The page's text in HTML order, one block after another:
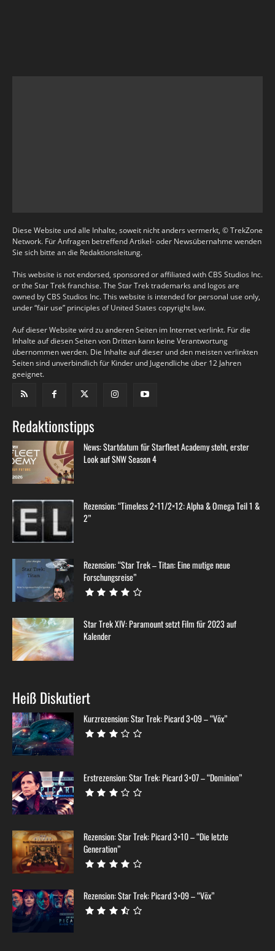
Diese Website und alle Inhalte, soweit nicht anders vermerkt, © TrekZone
Network. Für Anfragen betreffend Artikel- oder Newsübernahme wenden
Sie sich bitte an die Redaktionsleitung.
This website is not endorsed, sponsored or affiliated with CBS Studios Inc.
or the Star Trek franchise. The Star Trek trademarks and logos are
owned by CBS Studios Inc. This website is intended for personal use only,
under “fair use” principles of United States copyright law.
Auf dieser Website wird zu anderen Seiten im Internet verlinkt. Für die
Inhalte auf diesen Seiten von Dritten kann keine Verantwortung
übernommen werden. Die Inhalte auf dieser und den meisten verlinkten
Seiten sind unverbindlich für Kinder und Jugendliche über 12 Jahren
geeignet.
Redaktionstipps
News: Startdatum für Starfleet Academy steht, erster
Look auf SNW Season 4
Rezension: “Timeless 2×11/2×12: Alpha & Omega Teil 1 &
2”
Rezension: “Star Trek – Titan: Eine mutige neue
Forschungsreise”
Star Trek XIV: Paramount setzt Film für 2023 auf
Kalender
Heiß Diskutiert
Kurzrezension: Star Trek: Picard 3×09 – “Võx”
Erstrezension: Star Trek: Picard 3×07 – “Dominion”
Rezension: Star Trek: Picard 3×10 – “Die letzte
Generation”
Rezension: Star Trek: Picard 3×09 – “Võx”